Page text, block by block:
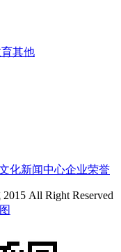
其他
化新闻中心企业荣誉
All Right Reserved